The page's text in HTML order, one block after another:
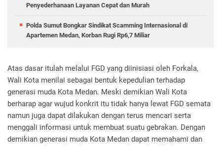
Penyederhanaan Layanan Cepat dan Murah
Polda Sumut Bongkar Sindikat Scamming Internasional di
Apartemen Medan, Korban Rugi Rp6,7 Miliar
Atas dasar itulah melalui FGD yang diinisiasi oleh Forkala,
Wali Kota menilai sebagai bentuk kepedulian terhadap
generasi muda Kota Medan. Meski demikian Wali Kota
berharap agar wujud konkrit itu tidak hanya lewat FGD semata
namun juga dapat dilakukan dengan terus mencari serta
menggali informasi untuk membuat suatu gebrakan. Dengan
demikian generasi muda Kota Medan dapat memahami dan